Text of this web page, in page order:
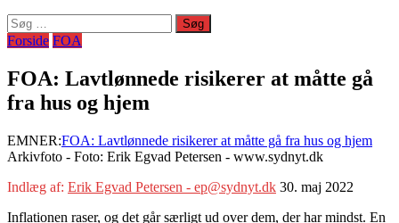
Søg
efter:
Forside FOA
FOA: Lavtlønnede risikerer at måtte gå
fra hus og hjem
EMNER:FOA: Lavtlønnede risikerer at måtte gå fra hus og hjem
Arkivfoto - Foto: Erik Egvad Petersen - www.sydnyt.dk
Indlæg af: Erik Egvad Petersen - ep@sydnyt.dk 30. maj 2022
Inflationen raser, og det går særligt ud over dem, der har mindst. En